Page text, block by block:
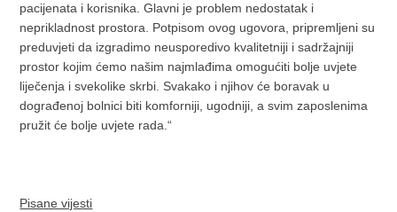
pacijenata i korisnika. Glavni je problem nedostatak i
neprikladnost prostora. Potpisom ovog ugovora, pripremljeni su
preduvjeti da izgradimo neusporedivo kvalitetniji i sadržajniji
prostor kojim ćemo našim najmlađima omogućiti bolje uvjete
liječenja i svekolike skrbi. Svakako i njihov će boravak u
dograđenoj bolnici biti komforniji, ugodniji, a svim zaposlenima
pružit će bolje uvjete rada.“
Pisane vijesti